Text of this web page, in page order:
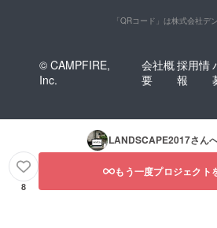
「QRコード」は株式会社デ
© CAMPFIRE,
Inc.
会社概
要
採用情
報
LANDSCAPE2017さん
8
もう一度プロジェクト